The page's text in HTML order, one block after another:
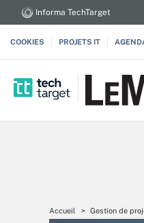
Informa TechTarget
COOKIES PROJETS IT
Accueil Gestion de